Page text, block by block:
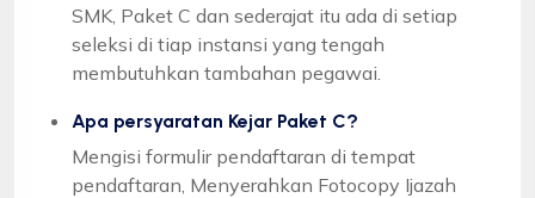
SMK, Paket C dan sederajat itu ada di setiap
seleksi di tiap instansi yang tengah
membutuhkan tambahan pegawai.
Apa persyaratan Kejar Paket C?
Mengisi formulir pendaftaran di tempat
pendaftaran, Menyerahkan Fotocopy Ijazah